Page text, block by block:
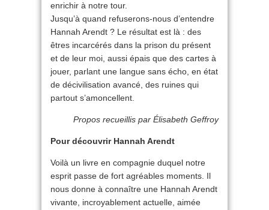
enrichir à notre tour.
Jusqu’à quand refuserons-nous d’entendre
Hannah Arendt ? Le résultat est là : des
êtres incarcérés dans la prison du présent
et de leur moi, aussi épais que des cartes à
jouer, parlant une langue sans écho, en état
de décivilisation avancé, des ruines qui
partout s’amoncellent.
Propos recueillis par Élisabeth Geffroy
Pour découvrir Hannah Arendt
Voilà un livre en compagnie duquel notre
esprit passe de fort agréables moments. Il
nous donne à connaître une Hannah Arendt
vivante, incroyablement actuelle, aimée